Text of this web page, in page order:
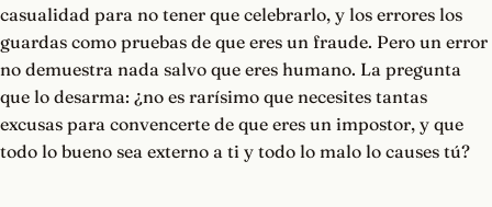
casualidad para no tener que celebrarlo, y los errores los
guardas como pruebas de que eres un fraude. Pero un error
no demuestra nada salvo que eres humano. La pregunta
que lo desarma: ¿no es rarísimo que necesites tantas
excusas para convencerte de que eres un impostor, y que
todo lo bueno sea externo a ti y todo lo malo lo causes tú?